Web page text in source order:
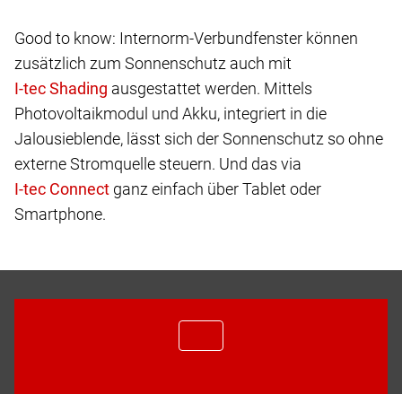
Good to know: Internorm-Verbundfenster können
zusätzlich zum Sonnenschutz auch mit
ausgestattet werden. Mittels
Photovoltaikmodul und Akku, integriert in die
Jalousieblende, lässt sich der Sonnenschutz so ohne
externe Stromquelle steuern. Und das via
ganz einfach über Tablet oder
Smartphone.